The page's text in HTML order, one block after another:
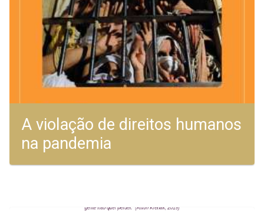
A violação de direitos humanos
na pandemia